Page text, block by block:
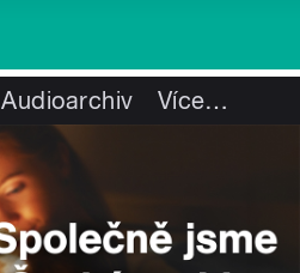
Audioarchiv Více…